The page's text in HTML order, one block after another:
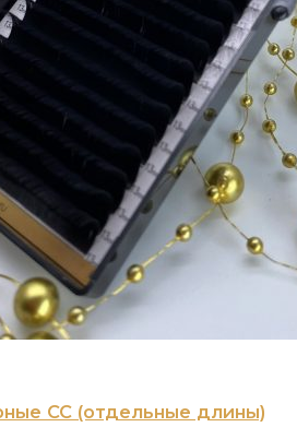
CC (отдельные длины)